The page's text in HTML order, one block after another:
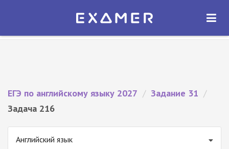
Экзамер — ЕГЭ 2027
ОТКРЫТЬ
ЕГЭ по английскому языку 2027 / Задание 31 /
Задача 216
Английский язык